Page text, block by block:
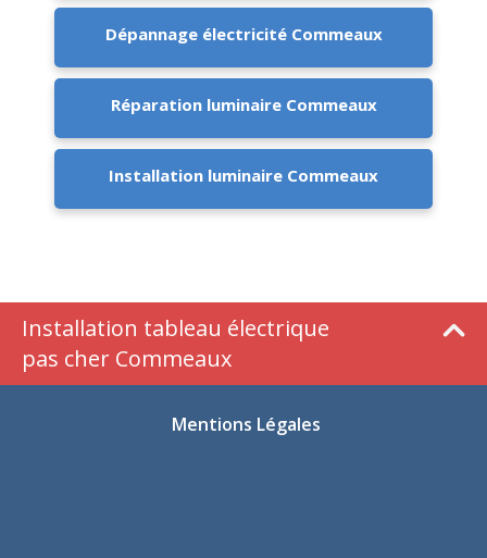
Dépannage électricité Commeaux
Réparation luminaire Commeaux
Installation luminaire Commeaux
Installation tableau électrique
pas cher Commeaux
Mentions Légales